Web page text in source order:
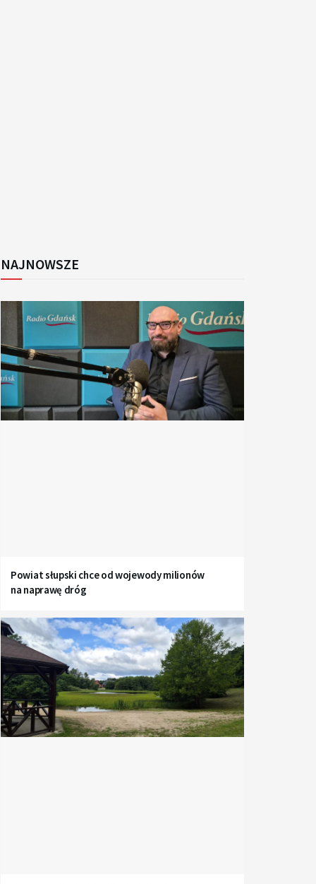
NAJNOWSZE
Powiat słupski chce od wojewody milionów
na naprawę dróg